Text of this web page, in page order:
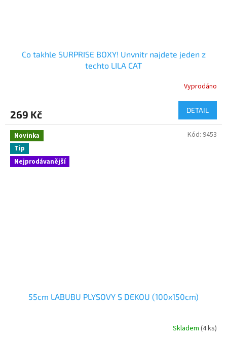
Co takhle SURPRISE BOXY! Unvnitr najdete jeden z
techto LILA CAT
Vyprodáno
269 Kč DETAIL
Novinka
Tip
Nejprodávanější
55cm LABUBU PLYSOVY S DEKOU (100x150cm)
Skladem (4 ks)
Kód: 9453